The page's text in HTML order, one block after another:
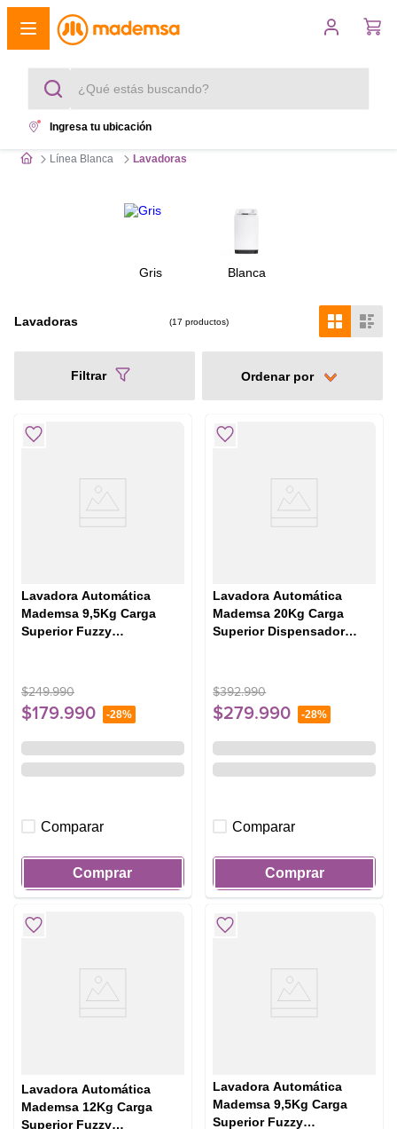
¿Qué estás buscando?
Ingresa tu ubicación
Línea Blanca Lavadoras
Gris Blanca
Lavadoras 17 productos
Filtrar
Lavadora Automática
Mademsa 9,5Kg Carga
Superior Fuzzy
$249.990
$179.990 -28%
Comparar
Comprar
Lavadora Automática
Mademsa 20Kg Carga
Superior Dispensador
$392.990
$279.990 -28%
Comparar
Comprar
Lavadora Automática
Mademsa 12Kg Carga
Superior Fuzzy
Lavadora Automática
Mademsa 9,5Kg Carga
Superior Fuzzy